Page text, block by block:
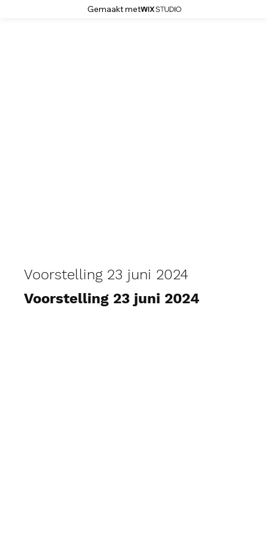
Gemaakt met
Voorstelling 23 juni 2024
Voorstelling 23 juni 2024